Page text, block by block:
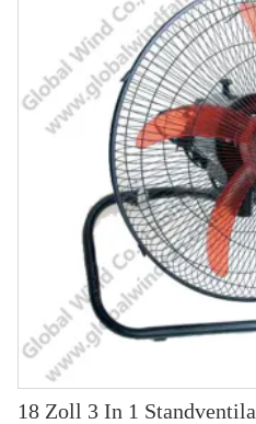
18 Zoll 3 In 1